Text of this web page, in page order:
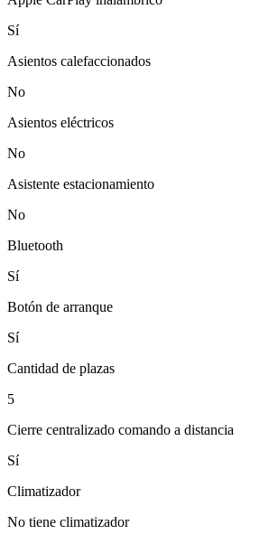
Sí
Asientos calefaccionados
No
Asientos eléctricos
No
Asistente estacionamiento
No
Bluetooth
Sí
Botón de arranque
Sí
Cantidad de plazas
5
Cierre centralizado comando a distancia
Sí
Climatizador
No tiene climatizador